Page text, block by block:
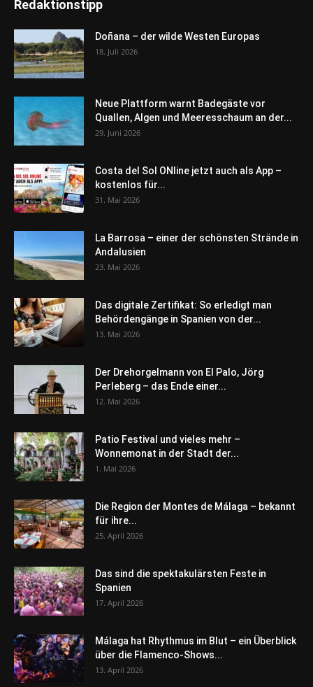
Redaktionstipp
Doñana – der wilde Westen Europas
18. Juli 2026
Neue Plattform warnt Badegäste vor
Quallen, Algen und Meeresschaum an der...
29. Juni 2026
Costa del Sol ONline jetzt auch als App –
kostenlos für...
31. Mai 2026
La Barrosa – einer der schönsten Strände in
Andalusien
23. Mai 2026
Das digitale Zertifikat: So erledigt man
Behördengänge in Spanien von der...
13. Mai 2026
Der Drehorgelmann von El Palo, Jörg
Perleberg – das Ende einer...
12. Mai 2026
Patio Festival und vieles mehr –
Wonnemonat in der Stadt der...
1. Mai 2026
Die Region der Montes de Málaga – bekannt
für ihre...
25. April 2026
Das sind die spektakulärsten Feste in
Spanien
17. April 2026
Málaga hat Rhythmus im Blut – ein Überblick
über die Flamenco-Shows...
13. April 2026